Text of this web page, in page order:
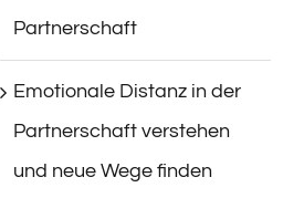
Partnerschaft
Emotionale Distanz in der
Partnerschaft verstehen
und neue Wege finden